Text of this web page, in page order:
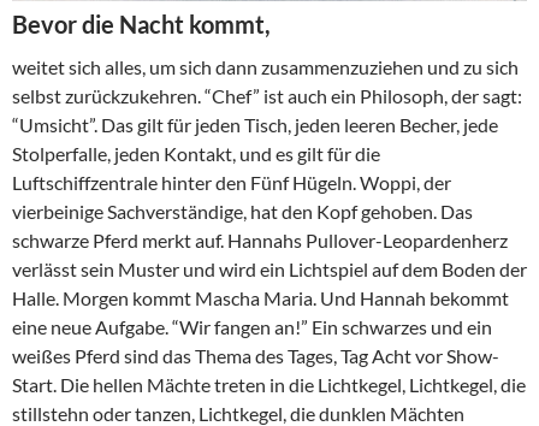
Bevor die Nacht kommt,
weitet sich alles, um sich dann zusammenzuziehen und zu sich
selbst zurückzukehren. “Chef” ist auch ein Philosoph, der sagt:
“Umsicht”. Das gilt für jeden Tisch, jeden leeren Becher, jede
Stolperfalle, jeden Kontakt, und es gilt für die
Luftschiffzentrale hinter den Fünf Hügeln. Woppi, der
vierbeinige Sachverständige, hat den Kopf gehoben. Das
schwarze Pferd merkt auf. Hannahs Pullover-Leopardenherz
verlässt sein Muster und wird ein Lichtspiel auf dem Boden der
Halle. Morgen kommt Mascha Maria. Und Hannah bekommt
eine neue Aufgabe. “Wir fangen an!” Ein schwarzes und ein
weißes Pferd sind das Thema des Tages, Tag Acht vor Show-
Start. Die hellen Mächte treten in die Lichtkegel, Lichtkegel, die
stillstehn oder tanzen, Lichtkegel, die dunklen Mächten